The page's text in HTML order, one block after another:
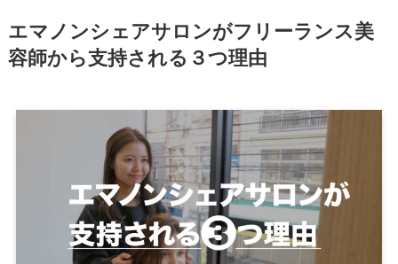
エマノンシェアサロンがフリーランス美
容師から支持される３つ理由